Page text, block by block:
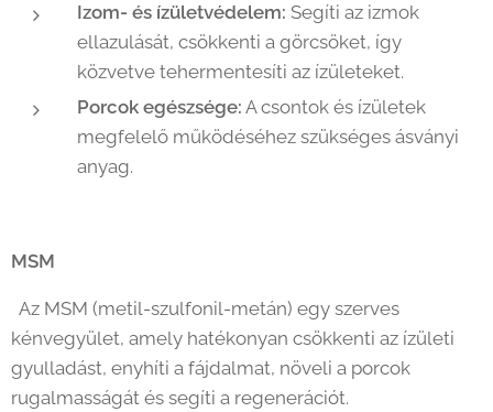
Izom- és ízületvédelem: Segíti az izmok
ellazulását, csökkenti a görcsöket, így
közvetve tehermentesíti az ízületeket.
Porcok egészsége: A csontok és ízületek
megfelelő működéséhez szükséges ásványi
anyag.
MSM
Az MSM (metil-szulfonil-metán) egy szerves
kénvegyület, amely hatékonyan csökkenti az ízületi
gyulladást, enyhíti a fájdalmat, növeli a porcok
rugalmasságát és segíti a regenerációt.